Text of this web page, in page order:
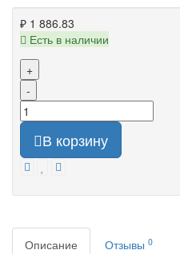
₽ 1 886.83
Есть в наличии
+
-
В корзину
Описание Отзывы 0